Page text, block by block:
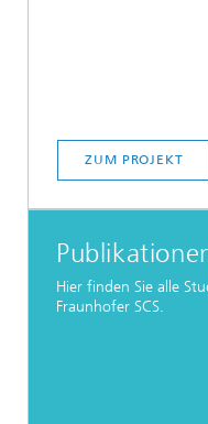
ZUM PROJEKT
Hier finden Sie alle
Fraunhofer SCS.